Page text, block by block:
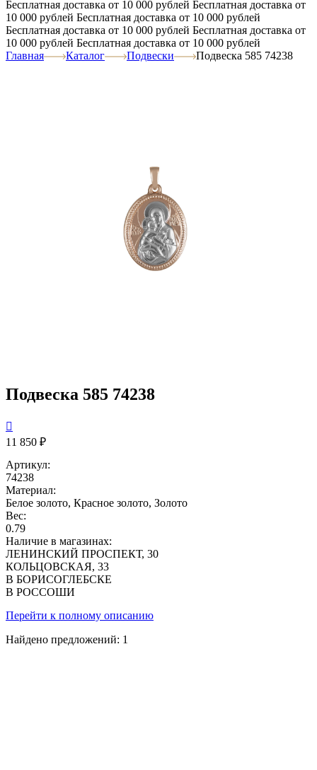
Бесплатная доставка от 10 000 рублей Бесплатная доставка от
10 000 рублей Бесплатная доставка от 10 000 рублей
Бесплатная доставка от 10 000 рублей Бесплатная доставка от
10 000 рублей Бесплатная доставка от 10 000 рублей
Главная
Каталог Подвески Подвеска 585 74238
Подвеска 585 74238

11 850 ₽
Артикул:
74238
Материал:
Белое золото, Красное золото, Золото
Вес:
0.79
Наличие в магазинах:
ЛЕНИНСКИЙ ПРОСПЕКТ, 30
КОЛЬЦОВСКАЯ, 33
В БОРИСОГЛЕБСКЕ
В РОССОШИ
Перейти к полному описанию
Найдено предложений: 1